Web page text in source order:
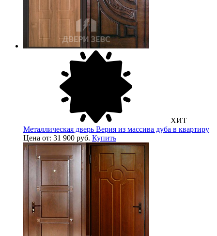
ХИТ
Металлическая дверь Верия из массива дуба в квартиру
Цена от: 31 900 руб. Купить